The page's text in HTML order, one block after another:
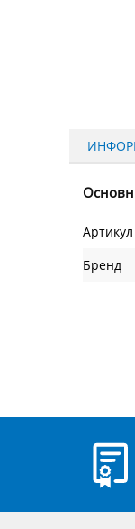
Артикул
Бренд